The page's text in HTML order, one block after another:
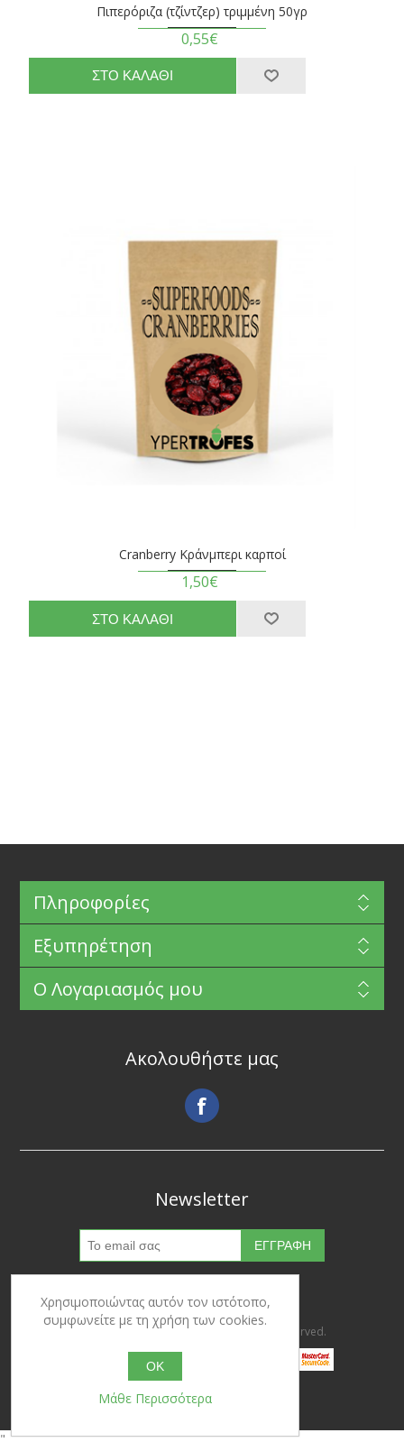
Πιπερόριζα (τζίντζερ) τριμμένη 50γρ
0,55€
Cranberry Κράνμπερι καρποί
1,50€
Πληροφορίες
Εξυπηρέτηση
Ο Λογαριασμός μου
Ακολουθήστε μας
Newsletter
Copyright © 2026 Ypertrofes. All rights reserved.
Powered bynopCommerce
Χρησιμοποιώντας αυτόν τον ιστότοπο,
συμφωνείτε με τη χρήση των cookies.
OK
Μάθε Περισσότερα